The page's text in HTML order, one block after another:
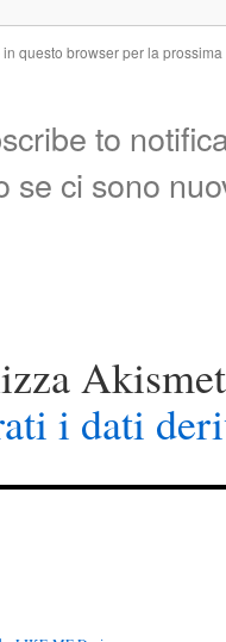
questo browser per la
to
se ci sono
i dati